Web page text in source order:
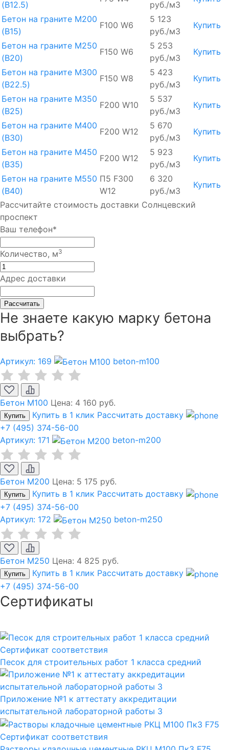
(B12.5)
руб./м3
Бетон на граните М200
(B15)
F100 W6
5 123
руб./м3
Купить
Бетон на граните М250
(B20)
F150 W6
5 253
руб./м3
Купить
Бетон на граните М300
(B22.5)
F150 W8
5 423
руб./м3
Купить
Бетон на граните М350
(B25)
F200 W10
5 537
руб./м3
Купить
Бетон на граните М400
(B30)
F200 W12
5 670
руб./м3
Купить
Бетон на граните М450
(B35)
F200 W12
5 923
руб./м3
Купить
Бетон на граните М550
(B40)
П5 F300
W12
6 320
руб./м3
Купить
Рассчитайте стоимость доставки Солнцевский
проспект
Ваш телефон*
Количество, м3
Адрес доставки
Рассчитать
Не знаете какую марку бетона
выбрать?
Артикул: 169 beton-m100
Бетон М100 Цена: 4 160 руб.
Купить Купить в 1 клик Рассчитать доставку
+7 (495) 374-56-00
Артикул: 171
beton-m200
Бетон М200 Цена: 5 175 руб.
Купить Купить в 1 клик Рассчитать доставку
+7 (495) 374-56-00
Артикул: 172
beton-m250
Бетон М250 Цена: 4 825 руб.
Купить Купить в 1 клик Рассчитать доставку
+7 (495) 374-56-00
Сертификаты
Сертификат соответствия
Песок для строительных работ 1 класса средний
Приложение №1 к аттестату аккредитации
испытательной лабораторной работы 3
Сертификат соответствия